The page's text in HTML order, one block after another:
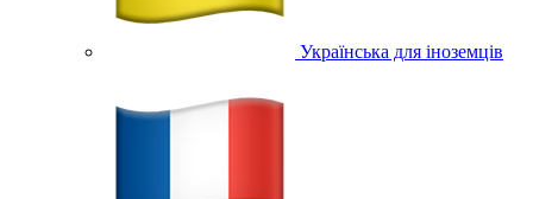
Українська для іноземців